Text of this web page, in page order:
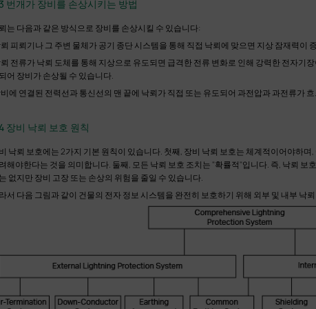
번개가 장비를 손상시키는 방법
는 다음과 같은 방식으로 장비를 손상시킬 수 있습니다:
피뢰기나 그 주변 물체가 공기 종단 시스템을 통해 직접 낙뢰에 맞으면 지상 잠재력이
전류가 낙뢰 도체를 통해 지상으로 유도되면 급격한 전류 변화로 인해 강력한 전자기
어 장비가 손상될 수 있습니다.
에 연결된 전력선과 통신선의 맨 끝에 낙뢰가 직접 또는 유도되어 과전압과 과전류가
장비 낙뢰 보호 원칙
낙뢰 보호에는 2가지 기본 원칙이 있습니다. 첫째, 장비 낙뢰 보호는 체계적이어야하
해야한다는 것을 의미합니다. 둘째, 모든 낙뢰 보호 조치는 "확률적"입니다. 즉, 낙뢰 보
없지만 장비 고장 또는 손상의 위험을 줄일 수 있습니다.
서 다음 그림과 같이 건물의 전자 정보 시스템을 완전히 보호하기 위해 외부 및 내부 낙